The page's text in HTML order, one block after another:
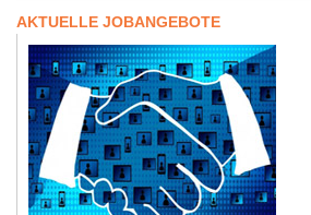
AKTUELLE JOBANGEBOTE